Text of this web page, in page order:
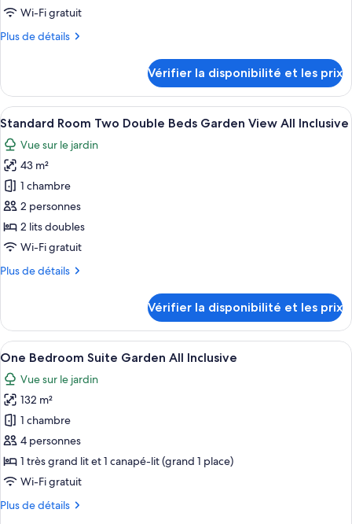
de
chambre :
One
2
Baths
No
Meals
Included
Wi-Fi gratuit
Plus de détails
Plus
le
type
de
chambre
One
Bedroom
Plus
2
Baths
No
Meals
Included
Vérifier la disponibilité et les prix
Afficher
toutes
les
photos
pour
ce
type
de
chambre :
Standard
Double
Beds
Garden
View
All
Inclusive
Une terrasse d’hôtel avec des
7
Standard Room Two Double Beds Garden View All Inclusive
Vue sur le jardin
43 m²
1 chambre
2 personnes
2 lits doubles
Wi-Fi gratuit
Plus de détails
Plus
le
type
de
chambre
Standard
Room
Two
Double
Beds
Garden
View
All
Vérifier la disponibilité et les prix
Afficher
toutes
les
photos
pour
ce
type
de
chambre :
One
Une terrasse d’hôtel avec des
8
One Bedroom Suite Garden All Inclusive
Vue sur le jardin
132 m²
1 chambre
4 personnes
1 très grand lit et 1 canapé-lit (grand 1 place)
Wi-Fi gratuit
Plus de détails
Plus